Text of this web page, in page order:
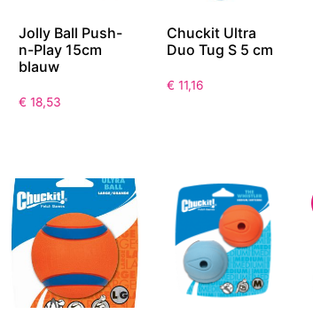
Jolly Ball Push-
n-Play 15cm
blauw
€ 18,53
Chuckit Ultra
Duo Tug S 5 cm
€ 11,16